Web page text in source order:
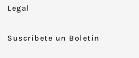
Legal
Suscríbete un Boletín